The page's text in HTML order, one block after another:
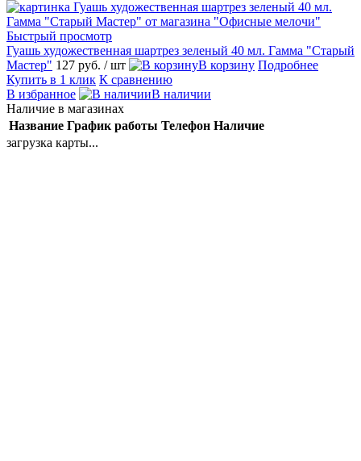
Быстрый просмотр
Гуашь художественная шартрез зеленый 40 мл. Гамма "Старый
Мастер" 127 руб. / шт В корзину Подробнее
Купить в 1 клик К сравнению
В избранное
В наличии
Наличие в магазинах
Название График работы Телефон Наличие
загрузка карты...